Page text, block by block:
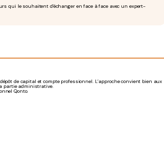
qui le souhaitent d'échanger en face à face avec un expert-
de capital et compte professionnel. L’approche convient bien aux
partie administrative.
Qonto.